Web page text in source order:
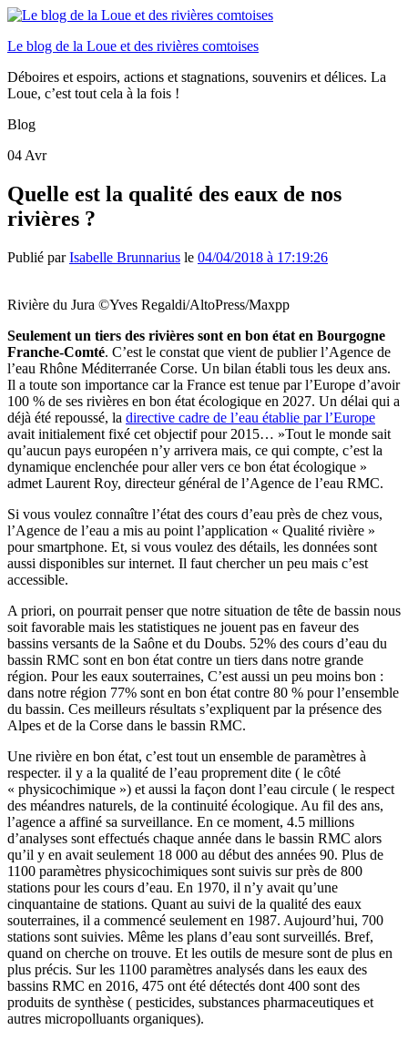
Le blog de la Loue et des rivières comtoises
Déboires et espoirs, actions et stagnations, souvenirs et délices. La
Loue, c’est tout cela à la fois !
Blog
04 Avr
Quelle est la qualité des eaux de nos
rivières ?
Publié parIsabelle Brunnarius le 04/04/2018 à 17:19:26
Rivière du Jura ©Yves Regaldi/AltoPress/Maxpp
Seulement un tiers des rivières sont en bon état en Bourgogne
Franche-Comté. C’est le constat que vient de publier l’Agence de
l’eau Rhône Méditerranée Corse. Un bilan établi tous les deux ans.
Il a toute son importance car la France est tenue par l’Europe d’avoir
100 % de ses rivières en bon état écologique en 2027. Un délai qui a
déjà été repoussé, la directive cadre de l’eau établie par l’Europe
avait initialement fixé cet objectif pour 2015… »Tout le monde sait
qu’aucun pays européen n’y arrivera mais, ce qui compte, c’est la
dynamique enclenchée pour aller vers ce bon état écologique »
admet Laurent Roy, directeur général de l’Agence de l’eau RMC.
Si vous voulez connaître l’état des cours d’eau près de chez vous,
l’Agence de l’eau a mis au point l’application « Qualité rivière »
pour smartphone. Et, si vous voulez des détails, les données sont
aussi disponibles sur internet. Il faut chercher un peu mais c’est
accessible.
A priori, on pourrait penser que notre situation de tête de bassin nous
soit favorable mais les statistiques ne jouent pas en faveur des
bassins versants de la Saône et du Doubs. 52% des cours d’eau du
bassin RMC sont en bon état contre un tiers dans notre grande
région. Pour les eaux souterraines, C’est aussi un peu moins bon :
dans notre région 77% sont en bon état contre 80 % pour l’ensemble
du bassin. Ces meilleurs résultats s’expliquent par la présence des
Alpes et de la Corse dans le bassin RMC.
Une rivière en bon état, c’est tout un ensemble de paramètres à
respecter. il y a la qualité de l’eau proprement dite ( le côté
« physicochimique ») et aussi la façon dont l’eau circule ( le respect
des méandres naturels, de la continuité écologique. Au fil des ans,
l’agence a affiné sa surveillance. En ce moment, 4.5 millions
d’analyses sont effectués chaque année dans le bassin RMC alors
qu’il y en avait seulement 18 000 au début des années 90. Plus de
1100 paramètres physicochimiques sont suivis sur près de 800
stations pour les cours d’eau. En 1970, il n’y avait qu’une
cinquantaine de stations. Quant au suivi de la qualité des eaux
souterraines, il a commencé seulement en 1987. Aujourd’hui, 700
stations sont suivies. Même les plans d’eau sont surveillés. Bref,
quand on cherche on trouve. Et les outils de mesure sont de plus en
plus précis. Sur les 1100 paramètres analysés dans les eaux des
bassins RMC en 2016, 475 ont été détectés dont 400 sont des
produits de synthèse ( pesticides, substances pharmaceutiques et
autres micropolluants organiques).